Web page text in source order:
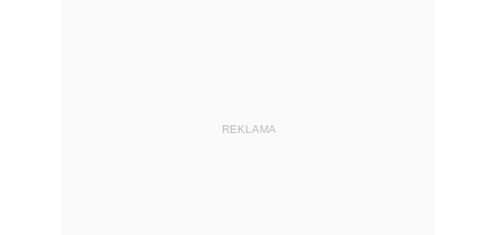
REKLAMA